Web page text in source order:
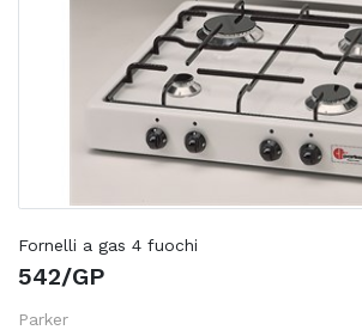
Fornelli a gas 4 fuochi
542/GP
Parker